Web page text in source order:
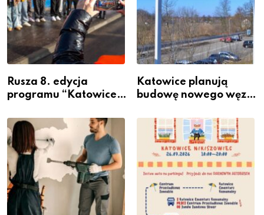
Rusza 8. edycja
programu “Katowice
– nabór dla
przedsiębiorców
Katowice planują
budowę nowego węzła
Podlesiu